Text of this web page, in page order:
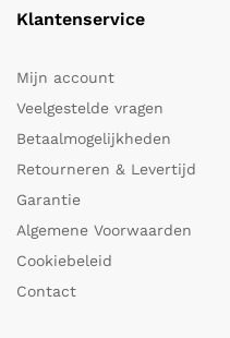
Klantenservice
Mijn account
Veelgestelde vragen
Betaalmogelijkheden
Retourneren & Levertijd
Garantie
Algemene Voorwaarden
Cookiebeleid
Contact